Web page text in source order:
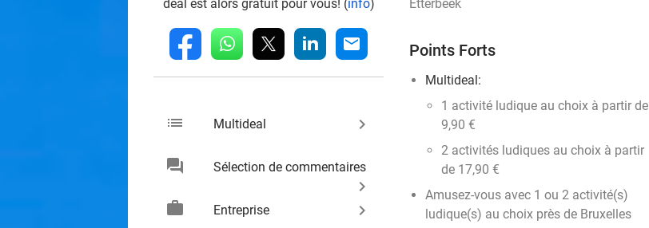
deal est alors gratuit pour vous! (info)
fb whatsapp linkedin mail
list Multideal keyboard_arrow_right
chat Sélection de commentaires
keyboard_arrow_right
work
Entreprise keyboard_arrow_right
Etterbeek
Points Forts
Multideal:
1 activité ludique au choix à partir de
9,90 €
2 activités ludiques au choix à partir
de 17,90 €
Amusez-vous avec 1 ou 2 activité(s)
ludique(s) au choix près de Bruxelles